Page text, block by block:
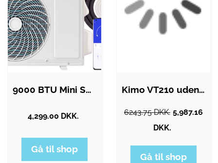
9000 BTU Mini Split Aircondition &…
4,299.00 DKK.
Gå til shop
Kimo VT210 uden prober
6243.75 DKK. 5,987.16
DKK.
Gå til shop